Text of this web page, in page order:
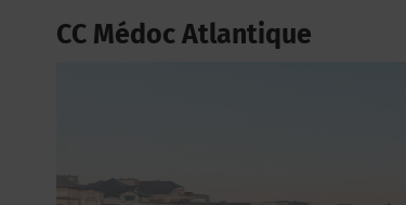
CC Médoc Atlantique